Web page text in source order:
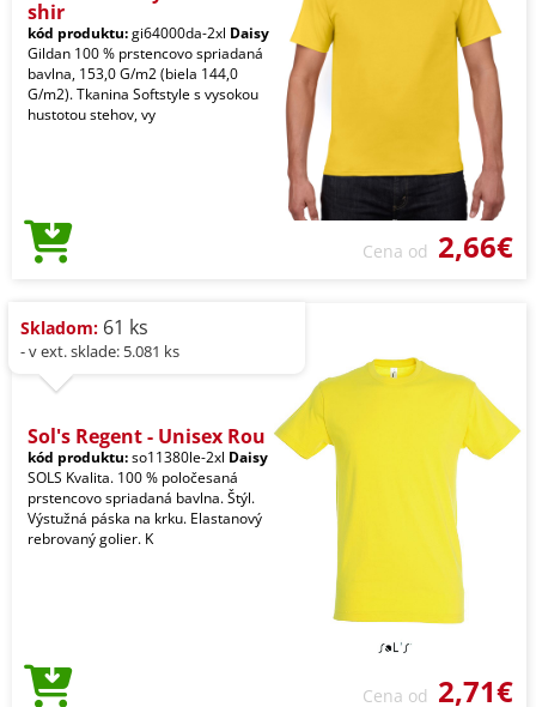
shir
kód produktu:gi64000da-2xl Daisy
Gildan 100 % prstencovo spriadaná
bavlna, 153,0 G/m2 (biela 144,0
G/m2). Tkanina Softstyle s vysokou
hustotou stehov, vy
Cena od 2,66€
Skladom: 61 ks
- v ext. sklade: 5.081 ks
Sol's Regent - Unisex Rou
kód produktu:so11380le-2xl Daisy
SOLS Kvalita. 100 % poločesaná
prstencovo spriadaná bavlna. Štýl.
Výstužná páska na krku. Elastanový
rebrovaný golier. K
Cena od 2,71€